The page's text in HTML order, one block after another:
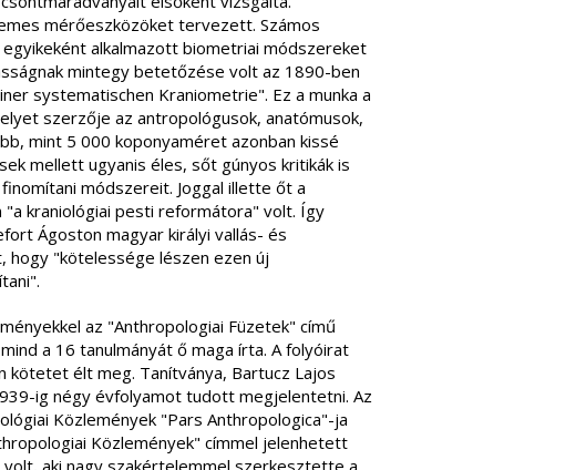
mérőeszközöket tervezett. Számos
alkalmazott biometriai módszereket
mintegy betetőzése volt az 1890-ben
systematischen Kraniometrie". Ez a munka a
szerzője az antropológusok, anatómusok,
mint 5 000 koponyaméret azonban kissé
mellett ugyanis éles, sőt gúnyos kritikák is
módszereit. Joggal illette őt a
kraniológiai pesti reformátora" volt. Így
Ágoston magyar királyi vallás- és
"kötelessége lészen ezen új
az "Anthropologiai Füzetek" című
a 16 tanulmányát ő maga írta. A folyóirat
kötetet élt meg. Tanítványa, Bartucz Lajos
ig négy évfolyamot tudott megjelentetni. Az
Közlemények "Pars Anthropologica"-ja
Közlemények" címmel jelenhetett
aki nagy szakértelemmel szerkesztette a